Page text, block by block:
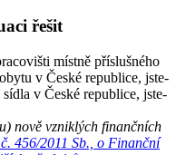
řešit
místně příslušného
v České republice, jste-
v České republice, jste-
nově vzniklých finančních
456/2011 Sb., o Finanční